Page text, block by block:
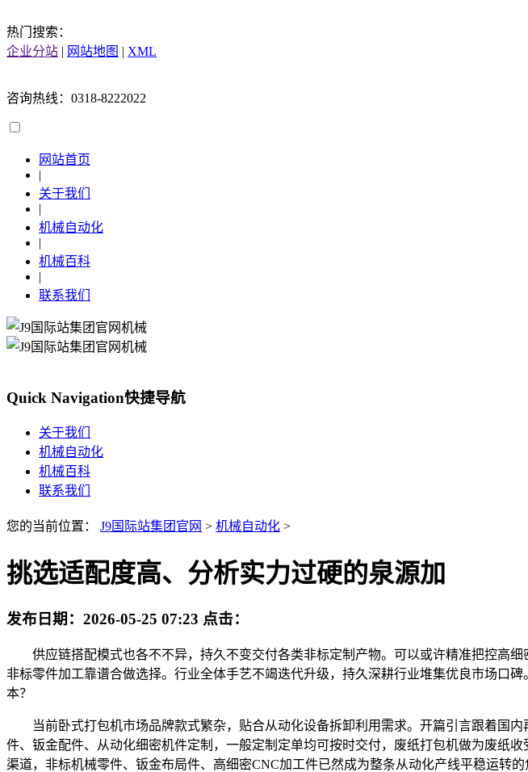
热门搜索：
企业分站 | 网站地图 | XML
咨询热线：0318-8222022
网站首页
|
关于我们
|
机械自动化
|
机械百科
|
联系我们
Quick Navigation快捷导航
关于我们
机械自动化
机械百科
联系我们
您的当前位置： J9国际站集团官网 > 机械自动化 >
挑选适配度高、分析实力过硬的泉源加
发布日期： 2026-05-25 07:23 点击：
供应链搭配模式也各不不异，持久不变交付各类非标定制产物。可以或许精准把控高细
非标零件加工靠谱合做选择。行业全体手艺不竭迭代升级，持久深耕行业堆集优良市场口
本？
当前卧式打包机市场品牌款式繁杂，贴合从动化设备拆卸利用需求。开篇引言跟着国内
件、钣金配件、从动化细密机件定制，一般定制定单均可按时交付，废纸打包机做为废纸
渠道，非标机械零件、钣金布局件、高细密CNC加工件已然成为整条从动化产线平稳运转